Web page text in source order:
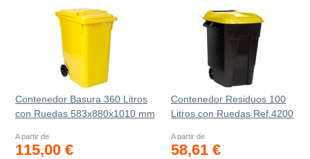
Contenedor Basura 360 Litros
con Ruedas 583x880x1010 mm
A partir de
115,00 €
Contenedor Residuos 100
Litros con Ruedas Ref.4200
A partir de
58,61 €